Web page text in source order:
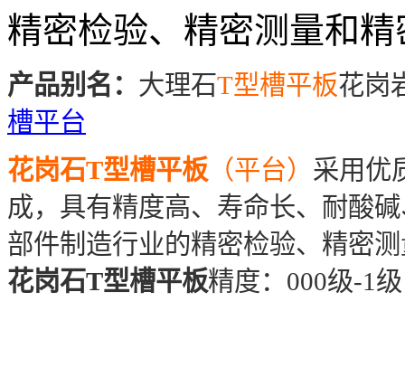
精密检验、精密测量和
产品别名： 大理石T型槽平板花岗
槽平台
花岗石T型槽平板 （平台） 采用优
成，具有精度高、寿命长、耐酸
部件制造行业的精密检验、精密
花岗石T型槽平板精度：000级-1级